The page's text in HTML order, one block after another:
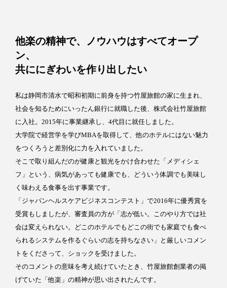
他楽の精神で、ノウハウはすべてオープ
ン、
共ににぎわいを作り出したい
私は静岡市清水で昭和初期に前身を持つ竹屋旅館の家に生まれ、
社会を知るためにいったん銀行に就職した後、株式会社竹屋旅館
に入社。2015年に事業継承し、4代目に就任しました。
大学院で経営学を学びMBAを取得して、他のホテルにはない魅力
をつくろうと差別化に力を入れていました。
そこで取り組んだのが健康と観光をかけ合わせた「メディシェ
フ」という、病気があっても健康でも、どういう体調でも美味し
く味わえる食事を出す事業です。
「ジャパンヘルスケアビジネスコンテスト」で2016年に優秀賞を
受賞もしましたが、審査員の方が「志が低い。このやり方では社
会は変えられない。どこのホテルでもどこの街でも家庭でも食べ
られるシステムを作るぐらいの志を持ちなさい」と厳しいコメン
トをくださって、ショックを受けました。
そのコメントの意味を考え続けていたとき、竹屋旅館創業者の掲
げていた「他楽」の精神が思い出されたんです。